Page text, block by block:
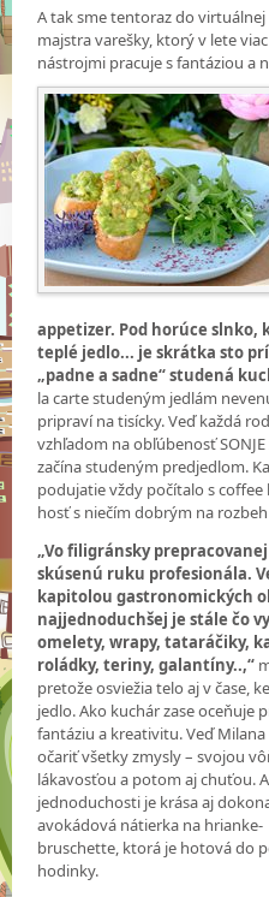
A tak sme tentoraz do
majstra varešky, ktorý v lete
nástrojmi pracuje s fantáziou a
appetizer. Pod horúce slnko,
teplé jedlo... je skrátka sto
„padne a sadne“ studená
la carte studeným jedlám
pripraví na tisícky. Veď každá
vzhľadom na obľúbenosť
začína studeným predjedlom.
podujatie vždy počítalo s
hosť s niečím dobrým na
„Vo filigránsky
skúsenú ruku profesionála.
kapitolou gastronomických
najjednoduchšej je stále čo
omelety, wrapy, tataráčiky,
roládky, teriny, galantíny..,“
pretože osviežia telo aj v čase,
jedlo. Ako kuchár zase oceňuje
fantáziu a kreativitu. Veď
očariť všetky zmysly – svojou
lákavosťou a potom aj chuťou.
jednoduchosti je krása aj
avokádová nátierka na hrianke-
bruschette, ktorá je hotová do
hodinky.